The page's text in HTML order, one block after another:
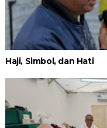
Haji, Simbol, dan Hati